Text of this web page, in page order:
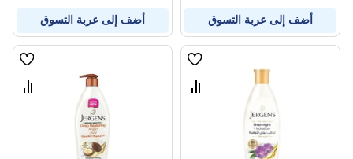
أضف إلى عربة التسوق أضف إلى عربة التسوق
قائمة
قارن
قائمة
قارن